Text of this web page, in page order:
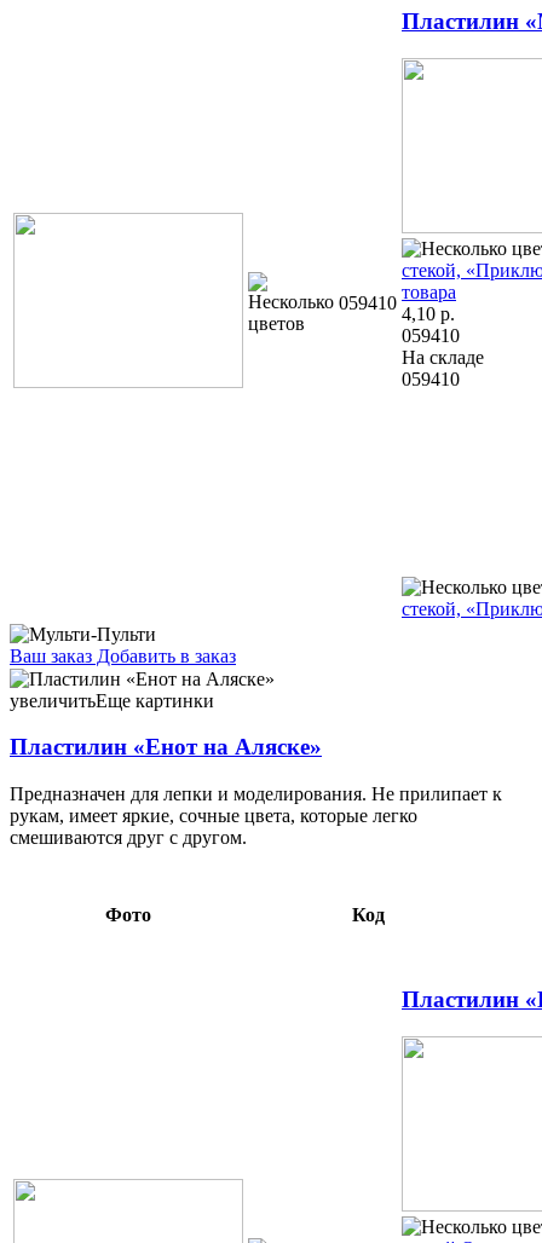
059410
Пластилин
стекой,
товара
4,10 р.
059410
На складе
059410
стекой,
Ваш заказ Добавить в заказ
Пластилин «Енот на Аляске» 8 цветов, 120 г, со стекой 6,00
061270 10 цветов, 150 г, со стекой 6,76 060987 12 цветов, 180 г,
увеличитьЕще картинки
Пластилин «Енот на Аляске»
Предназначен для лепки и моделирования. Не прилипает к
рукам, имеет яркие, сочные цвета, которые легко
смешиваются друг с другом.
Фото Код
Пластилин